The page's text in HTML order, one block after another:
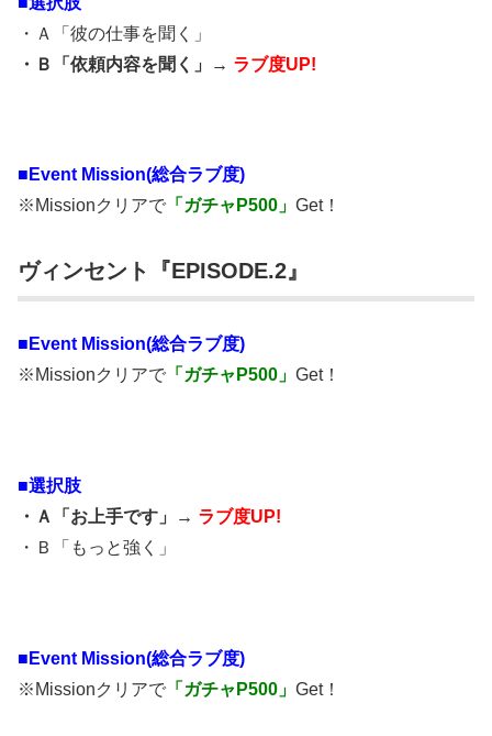
・Ａ「彼の仕事を聞く」
・Ｂ「依頼内容を聞く」→ ラブ度UP!
■ Event Mission(総合ラブ度)
※Missionクリアで 「ガチャP500」 Get！
ヴィンセント『EPISODE.2』
■ Event Mission(総合ラブ度)
※Missionクリアで 「ガチャP500」 Get！
■選択肢
・Ａ「お上手です」→ ラブ度UP!
・Ｂ「もっと強く」
■ Event Mission(総合ラブ度)
※Missionクリアで 「ガチャP500」 Get！